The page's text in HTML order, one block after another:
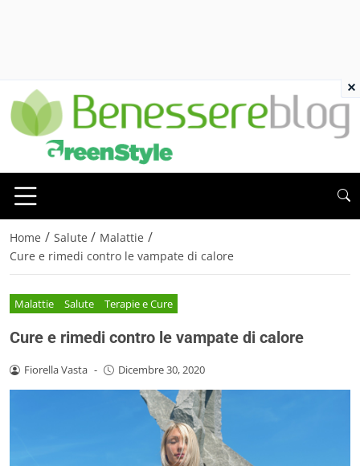
Home / Salute / Malattie /
Cure e rimedi contro le vampate di calore
Malattie Salute Terapie e Cure
Cure e rimedi contro le vampate di calore
Fiorella Vasta - Dicembre 30, 2020
×